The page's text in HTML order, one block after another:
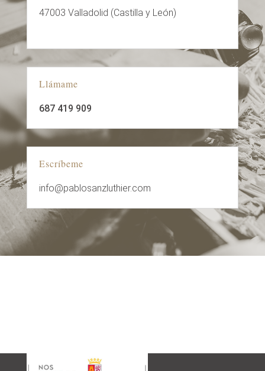
47003 Valladolid (Castilla y León)
Llámame
687 419 909
Escríbeme
info@pablosanzluthier.com